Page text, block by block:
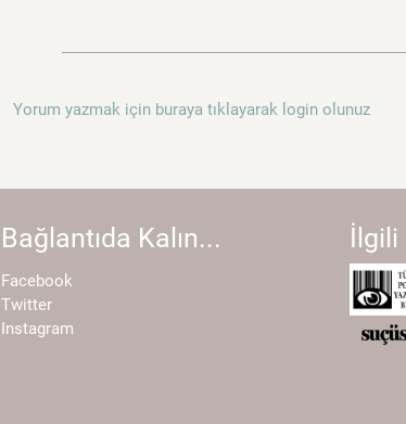
Yorum yazmak için buraya tıklayarak login olunuz
Bağlantıda Kalın...
Facebook
Twitter
Instagram
İlgili